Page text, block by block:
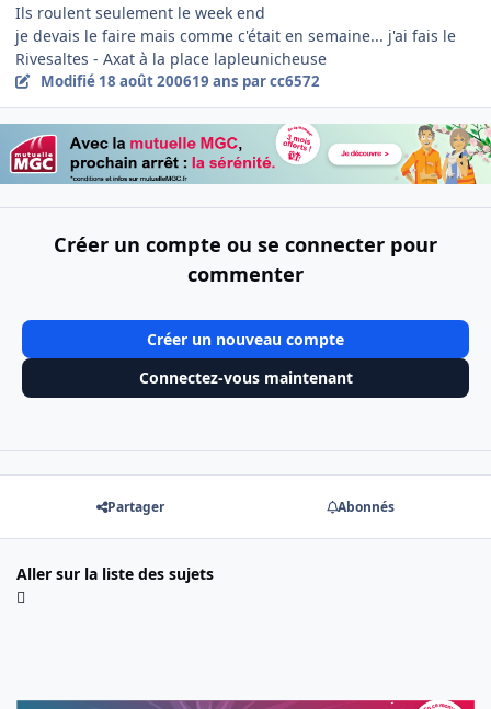
Ils roulent seulement le week end
je devais le faire mais comme c'était en semaine... j'ai fais le
Rivesaltes - Axat à la place lapleunicheuse
Modifié 18 août 200619 ans par cc6572
Créer un compte ou se connecter pour
commenter
Créer un nouveau compte
Connectez-vous maintenant
Partager Abonnés
Aller sur la liste des sujets